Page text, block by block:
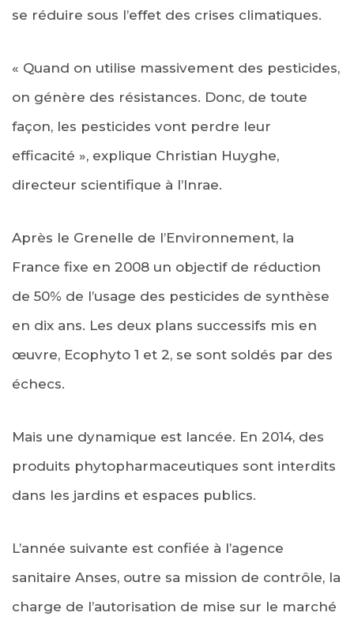
se réduire sous l’effet des crises climatiques.
« Quand on utilise massivement des pesticides,
on génère des résistances. Donc, de toute
façon, les pesticides vont perdre leur
efficacité », explique Christian Huyghe,
directeur scientifique à l’Inrae.
Après le Grenelle de l’Environnement, la
France fixe en 2008 un objectif de réduction
de 50% de l’usage des pesticides de synthèse
en dix ans. Les deux plans successifs mis en
œuvre, Ecophyto 1 et 2, se sont soldés par des
échecs.
Mais une dynamique est lancée. En 2014, des
produits phytopharmaceutiques sont interdits
dans les jardins et espaces publics.
L’année suivante est confiée à l’agence
sanitaire Anses, outre sa mission de contrôle, la
charge de l’autorisation de mise sur le marché